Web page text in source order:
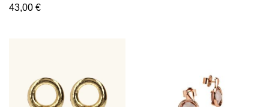
43,00 €